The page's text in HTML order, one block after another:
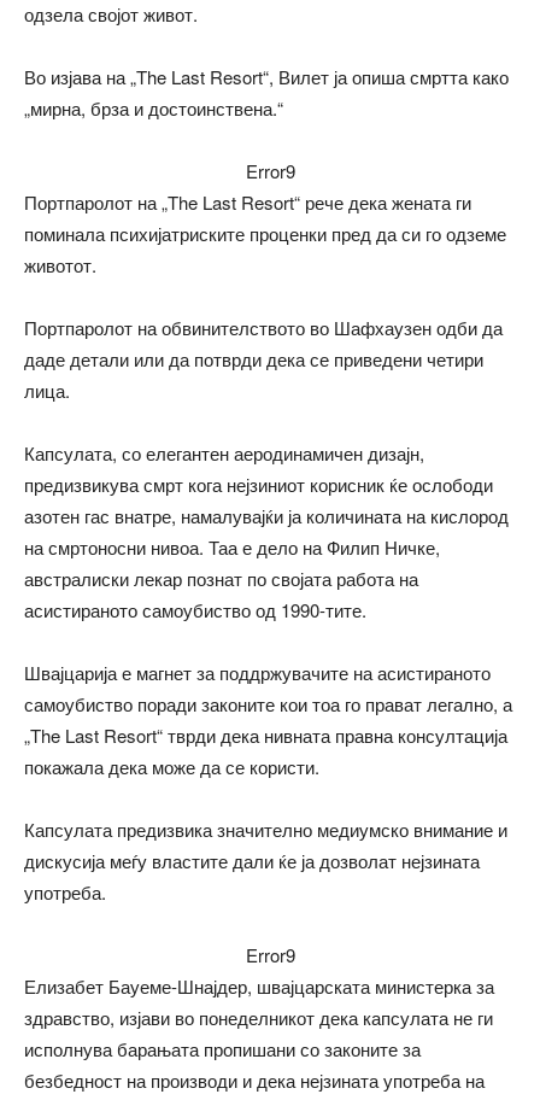
одзела својот живот.
Во изјава на „The Last Resort“, Вилет ја опиша смртта како
„мирна, брза и достоинствена.“
Error9
Портпаролот на „The Last Resort“ рече дека жената ги
поминала психијатриските проценки пред да си го одземе
животот.
Портпаролот на обвинителството во Шафхаузен одби да
даде детали или да потврди дека се приведени четири
лица.
Капсулата, со елегантен аеродинамичен дизајн,
предизвикува смрт кога нејзиниот корисник ќе ослободи
азотен гас внатре, намалувајќи ја количината на кислород
на смртоносни нивоа. Таа е дело на Филип Ничке,
австралиски лекар познат по својата работа на
асистираното самоубиство од 1990-тите.
Швајцарија е магнет за поддржувачите на асистираното
самоубиство поради законите кои тоа го прават легално, а
„The Last Resort“ тврди дека нивната правна консултација
покажала дека може да се користи.
Капсулата предизвика значително медиумско внимание и
дискусија меѓу властите дали ќе ја дозволат нејзината
употреба.
Error9
Елизабет Бауеме-Шнајдер, швајцарската министерка за
здравство, изјави во понеделникот дека капсулата не ги
исполнува барањата пропишани со законите за
безбедност на производи и дека нејзината употреба на